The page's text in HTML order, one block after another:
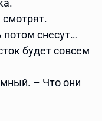
потом снесут…
будет совсем
– Что они